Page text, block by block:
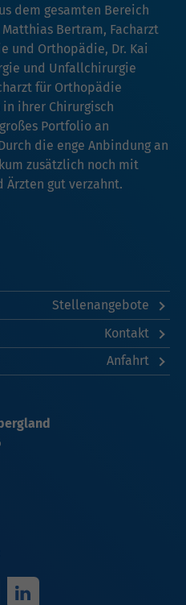
dem gesamten Bereich
Bertram, Facharzt
und Orthopädie, Dr. Kai
und Unfallchirurgie
für Orthopädie
ihrer Chirurgisch
Portfolio an
die enge Anbindung an
zusätzlich noch mit
Ärzten gut verzahnt.
Stellenangebote
Kontakt
Anfahrt